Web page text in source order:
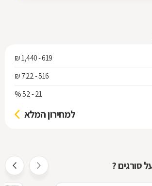
619 - 1,440 ₪
516 - 722 ₪
21 - 52 %
למחירון המלא
סורגים ?